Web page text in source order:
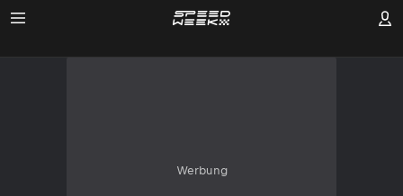
Werbung